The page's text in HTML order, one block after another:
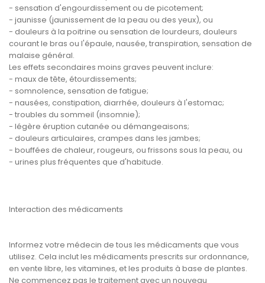
- sensation d'engourdissement ou de picotement;
- jaunisse (jaunissement de la peau ou des yeux), ou
- douleurs à la poitrine ou sensation de lourdeurs, douleurs
courant le bras ou l'épaule, nausée, transpiration, sensation de
malaise général.
Les effets secondaires moins graves peuvent inclure:
- maux de tête, étourdissements;
- somnolence, sensation de fatigue;
- nausées, constipation, diarrhée, douleurs à l'estomac;
- troubles du sommeil (insomnie);
- légère éruption cutanée ou démangeaisons;
- douleurs articulaires, crampes dans les jambes;
- bouffées de chaleur, rougeurs, ou frissons sous la peau, ou
- urines plus fréquentes que d'habitude.
Interaction des médicaments
Informez votre médecin de tous les médicaments que vous
utilisez. Cela inclut les médicaments prescrits sur ordonnance,
en vente libre, les vitamines, et les produits à base de plantes.
Ne commencez pas le traitement avec un nouveau